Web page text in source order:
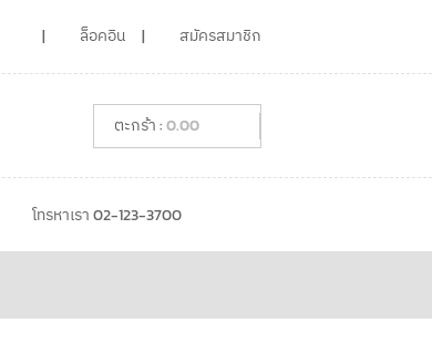
ล็อคอิน สมัครสมาชิก
0.00
โทรหาเรา 02-123-3700